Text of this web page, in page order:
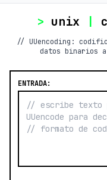
> unix |
// UUencoding:
datos binarios
ENTRADA: